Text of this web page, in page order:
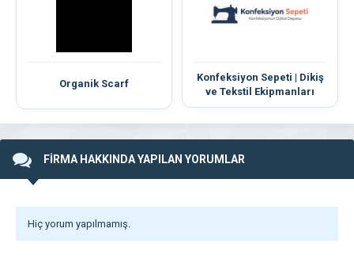
Organik Scarf
Konfeksiyon Sepeti | Dikiş
ve Tekstil Ekipmanları
FİRMA HAKKINDA YAPILAN YORUMLAR
Hiç yorum yapılmamış.